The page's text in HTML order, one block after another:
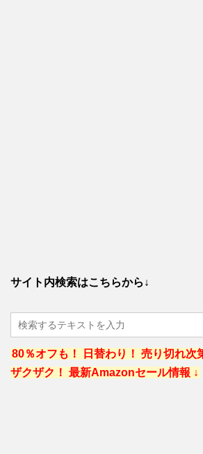
サイト内検索はこちらから↓
80％オフも！ 日替わり！ 売り切れ次
ザクザク！ 最新Amazonセール情報 ↓